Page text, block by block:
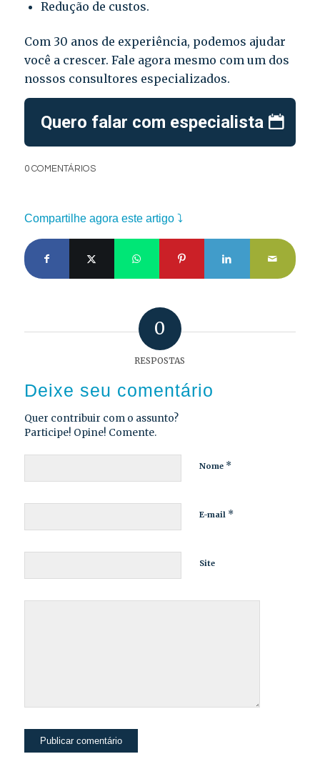
Redução de custos.
Com 30 anos de experiência, podemos ajudar
você a crescer. Fale agora mesmo com um dos
nossos consultores especializados.
Quero falar com especialista
0 COMENTÁRIOS
Compartilhe agora este artigo ⤵
0
RESPOSTAS
Deixe seu comentário
Quer contribuir com o assunto?
Participe! Opine! Comente.
Nome *
E-mail *
Site